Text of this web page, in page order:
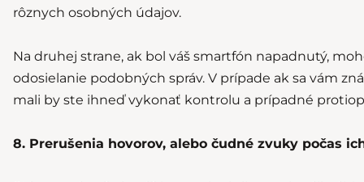
rôznych osobných údajov.
Na druhej strane, ak bol váš smartfón napadnutý,
odosielanie podobných správ. V prípade ak sa vám
mali by ste ihneď vykonať kontrolu a prípadné
8. Prerušenia hovorov, alebo čudné zvuky počas